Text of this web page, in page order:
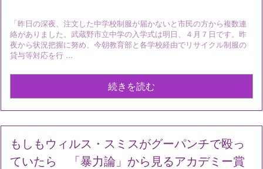
「昨日の深夜、注文した中学校制服が届かないと市民の方から複数連
絡がありました。武蔵野市立中学の入学式は明日、４月７日です。昨
夜から状況把握に努め、今朝教育部と各学校経由でリサイクル制服の
貸与等対応を行 ...
続きを読む
もしもウィルス・スミスがグーパンチで殴っ
ていたら 「暴力論」から見るアカデミー賞